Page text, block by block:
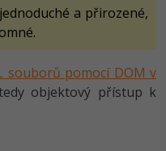
a přirozené,
souborů pomocí DOM v
objektový přístup k